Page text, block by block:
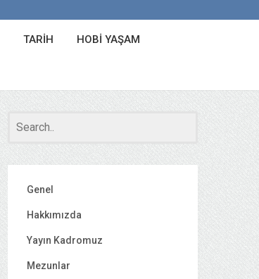
TARIH HOBI YAŞAM
Genel
Hakkımızda
Yayın Kadromuz
Mezunlar